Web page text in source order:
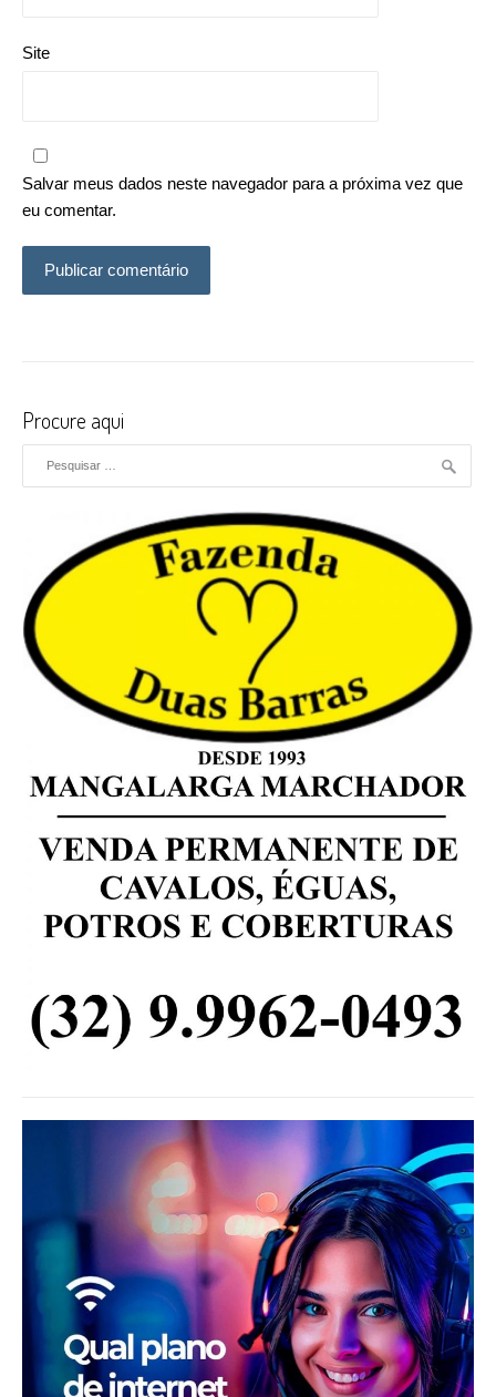
Site
Salvar meus dados neste navegador para a próxima vez que
eu comentar.
Procure aqui